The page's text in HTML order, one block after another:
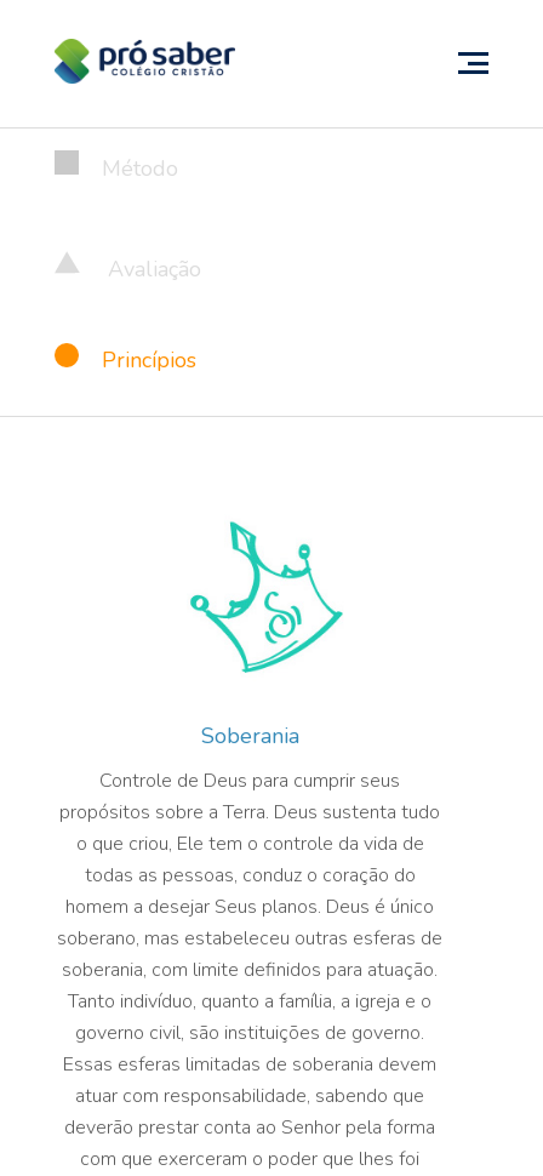
Método
Avaliação
Princípios
Soberania
Controle de Deus para cumprir seus
propósitos sobre a Terra. Deus sustenta tudo
o que criou, Ele tem o controle da vida de
todas as pessoas, conduz o coração do
homem a desejar Seus planos. Deus é único
soberano, mas estabeleceu outras esferas de
soberania, com limite definidos para atuação.
Tanto indivíduo, quanto a família, a igreja e o
governo civil, são instituições de governo.
Essas esferas limitadas de soberania devem
atuar com responsabilidade, sabendo que
deverão prestar conta ao Senhor pela forma
com que exerceram o poder que lhes foi